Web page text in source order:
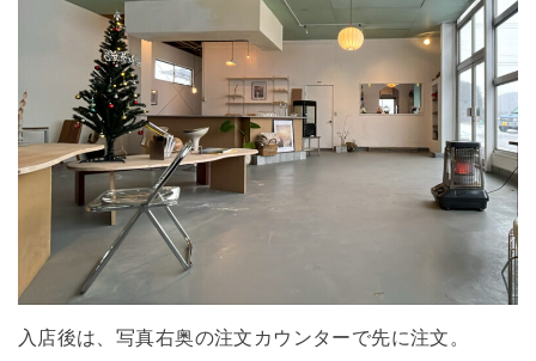
入店後は、写真右奥の注文カウンターで先に注文。